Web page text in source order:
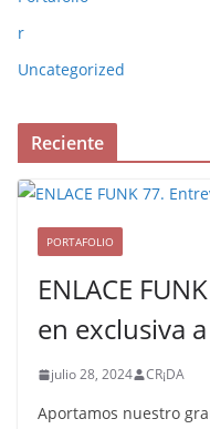
r
Uncategorized
Reciente
PORTAFOLIO
ENLACE
en exclusiva
julio 28, 2024 CR¡DA
Aportamos nuestro